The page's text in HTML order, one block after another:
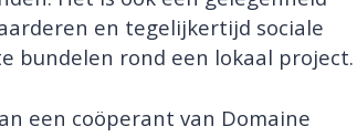
en tegelijkertijd sociale
bundelen rond een lokaal project.
een coöperant van Domaine